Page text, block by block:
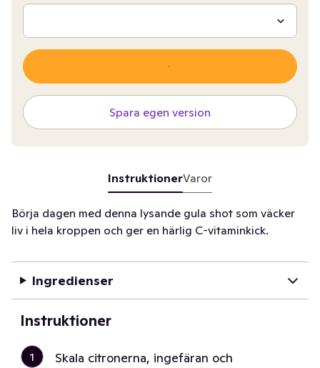
Spara egen version
InstruktionerVaror
Börja dagen med denna lysande gula shot som väcker
liv i hela kroppen och ger en härlig C-vitaminkick.
Ingredienser
Instruktioner
1
Skala citronerna, ingefäran och